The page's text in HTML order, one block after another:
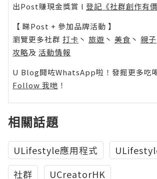
出Post賺現金獎賞 l 登記《社群創作有價
【 睇Post + 參加品牌活動 】
瀏覽更多社群 打卡 丶 旅遊 丶 美食 丶 親子
攻略及 活動情報
U Blog開咗WhatsApp啦！發掘更多吃
Follow 我哋 ！
相關話題
ULifestyle應用程式
社群
UCreatorHK